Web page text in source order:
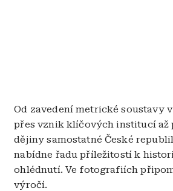
Od zavedení metrické soustavy
přes vznik klíčových institucí až
dějiny samostatné České
nabídne řadu příležitostí k
ohlédnutí. Ve fotografiích
výročí.